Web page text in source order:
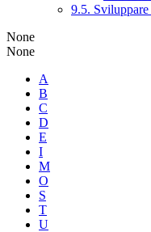
9.5.
None
None
A
B
C
D
E
I
M
O
S
T
U